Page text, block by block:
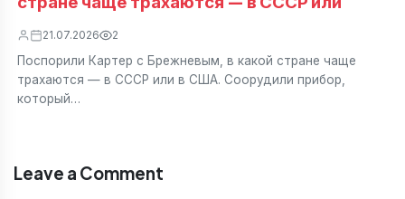
21.07.2026 2
Поспорили Картер с Брежневым, в какой стране чаще
трахаются — в СССР или в США. Соорудили прибор,
который…
Leave a Comment